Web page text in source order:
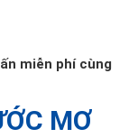
miễn phí cùng
MƠ